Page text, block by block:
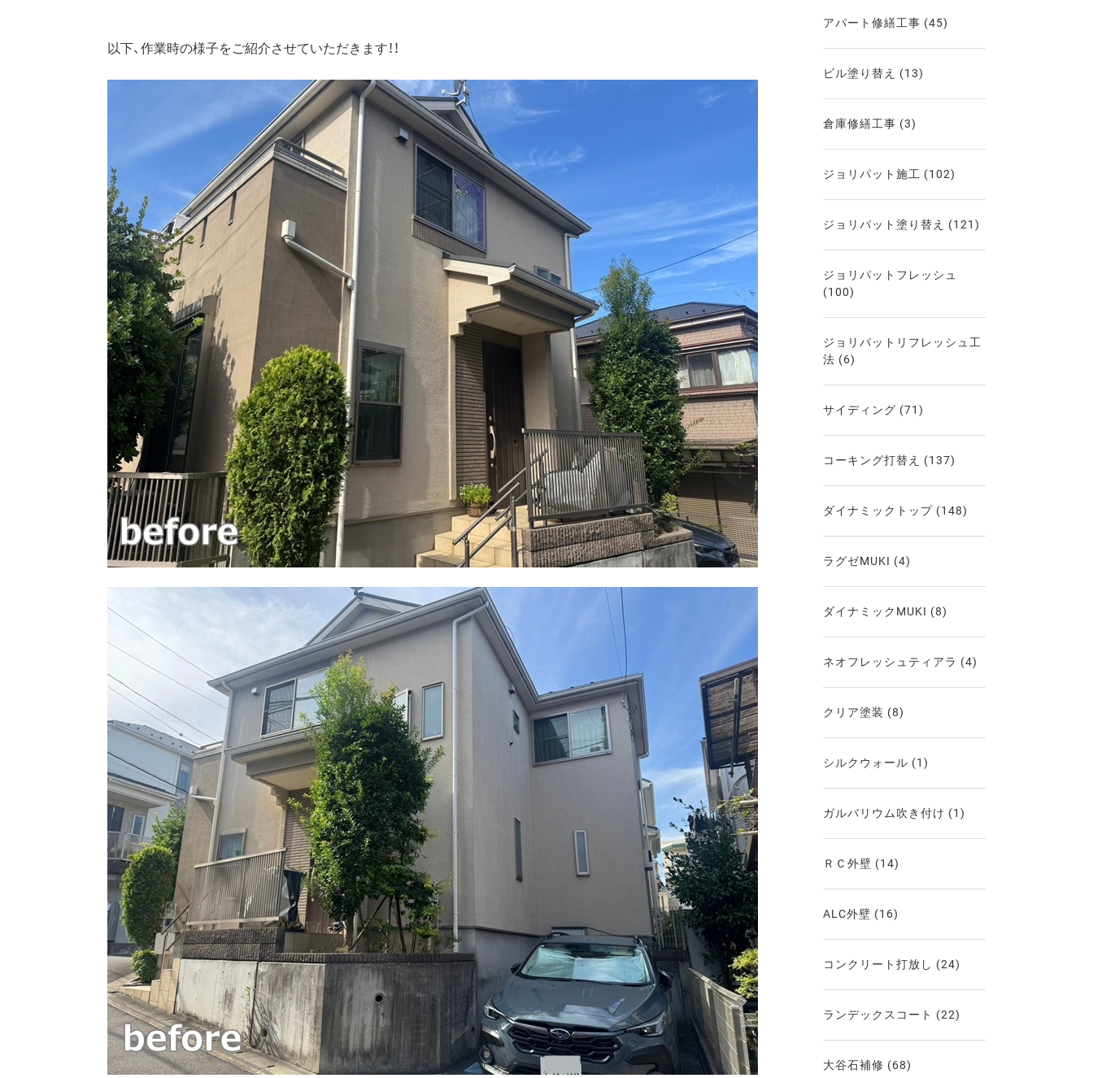
以下、作業時の様子をご紹介させていただきます！！
アパート修繕工事 (45)
ビル塗り替え (13)
倉庫修繕工事 (3)
ジョリパット施工 (102)
ジョリパット塗り替え (121)
ジョリパットフレッシュ
(100)
ジョリパットリフレッシュ工
法 (6)
サイディング (71)
コーキング打替え (137)
ダイナミックトップ (148)
ラグゼMUKI (4)
ダイナミックMUKI (8)
ネオフレッシュティアラ (4)
クリア塗装 (8)
シルクウォール (1)
ガルバリウム吹き付け (1)
ＲＣ外壁 (14)
ALC外壁 (16)
コンクリート打放し (24)
ランデックスコート (22)
大谷石補修 (68)